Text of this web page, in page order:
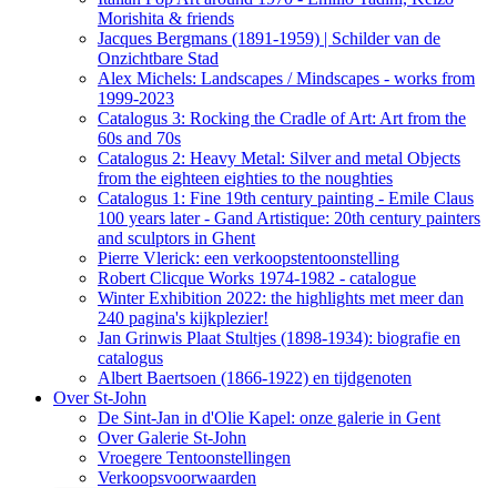
Morishita & friends
Jacques Bergmans (1891-1959) | Schilder van de
Onzichtbare Stad
Alex Michels: Landscapes / Mindscapes - works from
1999-2023
Catalogus 3: Rocking the Cradle of Art: Art from the
60s and 70s
Catalogus 2: Heavy Metal: Silver and metal Objects
from the eighteen eighties to the noughties
Catalogus 1: Fine 19th century painting - Emile Claus
100 years later - Gand Artistique: 20th century painters
and sculptors in Ghent
Pierre Vlerick: een verkoopstentoonstelling
Robert Clicque Works 1974-1982 - catalogue
Winter Exhibition 2022: the highlights met meer dan
240 pagina's kijkplezier!
Jan Grinwis Plaat Stultjes (1898-1934): biografie en
catalogus
Albert Baertsoen (1866-1922) en tijdgenoten
Over St-John
De Sint-Jan in d'Olie Kapel: onze galerie in Gent
Over Galerie St-John
Vroegere Tentoonstellingen
Verkoopsvoorwaarden